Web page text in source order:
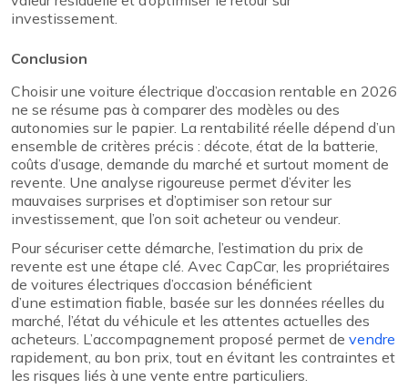
investissement.
Conclusion
Choisir une voiture électrique d’occasion rentable en 2026
ne se résume pas à comparer des modèles ou des
autonomies sur le papier. La rentabilité réelle dépend d’un
ensemble de critères précis : décote, état de la batterie,
coûts d’usage, demande du marché et surtout moment de
revente. Une analyse rigoureuse permet d’éviter les
mauvaises surprises et d’optimiser son retour sur
investissement, que l’on soit acheteur ou vendeur.
Pour sécuriser cette démarche, l’estimation du prix de
revente est une étape clé. Avec CapCar, les propriétaires
de voitures électriques d’occasion bénéficient
d’une estimation fiable, basée sur les données réelles du
marché, l’état du véhicule et les attentes actuelles des
acheteurs. L’accompagnement proposé permet de vendre
rapidement, au bon prix, tout en évitant les contraintes et
les risques liés à une vente entre particuliers.